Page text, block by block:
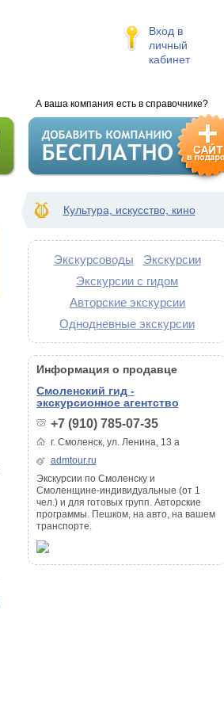
Вход в
личный
кабинет
А ваша компания есть в справочнике?
Культура, искусство, кино
Экскурсоводы
Экскурсии
Экскурсии с гидом
Авторские экскурсии
Однодневные экскурсии
Информация о продавце
Смоленский гид -
экскурсионное агентство
+7 (910) 785-07-35
г. Смоленск, ул. Ленина, 13 а
admtour.ru
Экскурсии по Смоленску и
Смоленщине-индивидуальные (от 1
чел.) и для готовых групп. Авторские
программы. Пешком, на авто, на вашем
транспорте.